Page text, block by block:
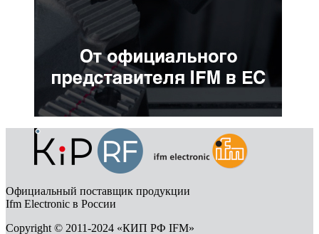
Официальный поставщик продукции
Ifm Electronic в России
Copyright © 2011-2024 «КИП РФ IFM»